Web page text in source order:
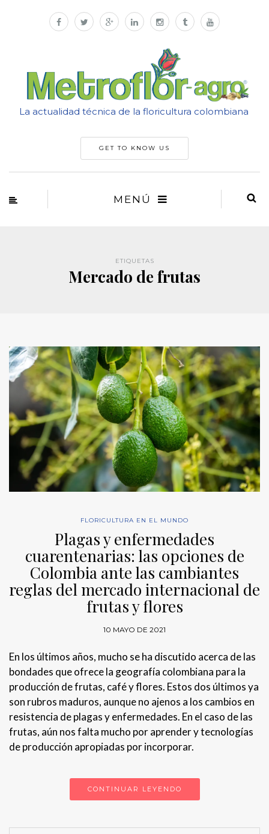
La actualidad técnica de la floricultura colombiana
GET TO KNOW US
MENÚ
ETIQUETAS
Mercado de frutas
FLORICULTURA EN EL MUNDO
Plagas y enfermedades
cuarentenarias: las opciones de
Colombia ante las cambiantes
reglas del mercado internacional de
frutas y flores
10 MAYO DE 2021
En los últimos años, mucho se ha discutido acerca de las
bondades que ofrece la geografía colombiana para la
producción de frutas, café y flores. Estos dos últimos ya
son rubros maduros, aunque no ajenos a los cambios en
resistencia de plagas y enfermedades. En el caso de las
frutas, aún nos falta mucho por aprender y tecnologías
de producción apropiadas por incorporar.
CONTINUAR LEYENDO